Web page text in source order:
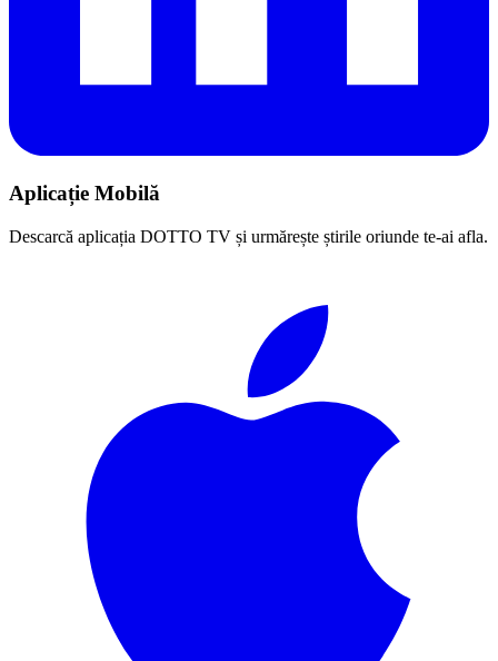
Aplicație Mobilă
Descarcă aplicația DOTTO TV și urmărește știrile oriunde te-ai afla.